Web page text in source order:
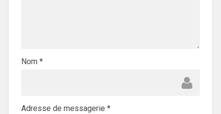
Nom *
Adresse de messagerie *